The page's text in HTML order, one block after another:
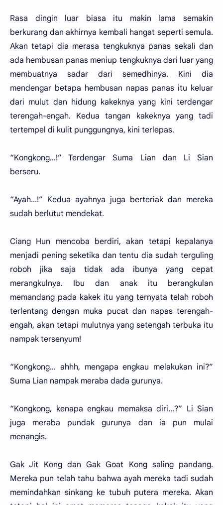
Rasa dingin luar biasa itu makin lama semakin
berkurang dan akhirnya kembali hangat seperti semula.
Akan tetapi dia merasa tengkuknya panas sekali dan
ada hembusan panas meniup tengkuknya dari luar yang
membuatnya sadar dari semedhinya. Kini dia
mendengar betapa hembusan napas panas itu keluar
dari mulut dan hidung kakeknya yang kini terdengar
terengah-engah. Kedua tangan kakeknya yang tadi
tertempel di kulit punggungnya, kini terlepas.
“Kongkong...!” Terdengar Suma Lian dan Li Sian
berseru.
“Ayah...!” Kedua ayahnya juga berteriak dan mereka
sudah berlutut mendekat.
Ciang Hun mencoba berdiri, akan tetapi kepalanya
menjadi pening seketika dan tentu dia sudah terguling
roboh jika saja tidak ada ibunya yang cepat
merangkulnya. Ibu dan anak itu berangkulan
memandang pada kakek itu yang ternyata telah roboh
terlentang dengan muka pucat dan napas terengah-
engah, akan tetapi mulutnya yang setengah terbuka itu
nampak tersenyum!
“Kongkong... ahhh, mengapa engkau melakukan ini?”
Suma Lian nampak meraba dada gurunya.
“Kongkong, kenapa engkau memaksa diri...?” Li Sian
juga meraba pundak gurunya dan ia pun mulai
menangis.
Gak Jit Kong dan Gak Goat Kong saling pandang.
Mereka pun telah tahu bahwa ayah mereka tadi sudah
memindahkan sinkang ke tubuh putera mereka. Akan